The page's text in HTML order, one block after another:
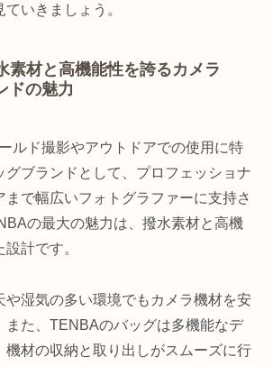
いきましょう。
素材と高機能性を誇るカメラ
ドの魅力
ルド撮影やアウトドアでの使用に特
グブランドとして、プロフェッショナ
まで幅広いフォトグラファーに支持さ
の最大の魅力は、撥水素材と高機
計です。
や湿気の多い環境でもカメラ機材を安
また、TENBAのバッグは多機能なデ
機材の収納と取り出しがスムーズに行